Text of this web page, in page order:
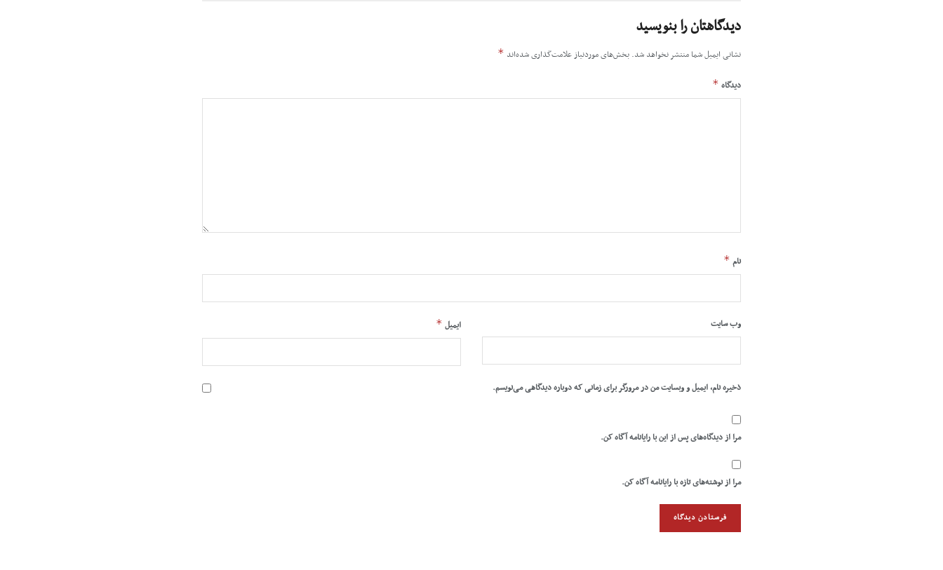
دیدگاهتان را بنویسید
نشانی ایمیل شما منتشر نخواهد شد. بخش‌های موردنیاز علامت‌گذاری شده‌اند *
دیدگاه *
نام *
ایمیل * وب‌ سایت
ذخیره نام، ایمیل و وبسایت من در مرورگر برای زمانی که دوباره دیدگاهی می‌نویسم.
مرا از دیدگاه‌های پس از این با رایانامه آگاه کن.
مرا از نوشته‌های تازه با رایانامه آگاه کن.